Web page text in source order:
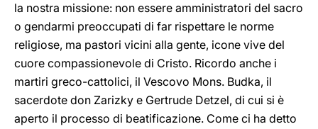
la nostra missione: non essere amministratori del sacro
o gendarmi preoccupati di far rispettare le norme
religiose, ma pastori vicini alla gente, icone vive del
cuore compassionevole di Cristo. Ricordo anche i
martiri greco-cattolici, il Vescovo Mons. Budka, il
sacerdote don Zarizky e Gertrude Detzel, di cui si è
aperto il processo di beatificazione. Come ci ha detto